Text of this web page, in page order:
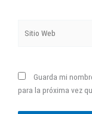
Web
Guarda mi
para la próxima vez